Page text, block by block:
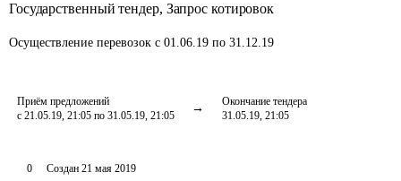
Государственный тендер, Запрос котировок
Осуществление перевозок с 01.06.19 по 31.12.19
Приём предложений
с 21.05.19, 21:05 по 31.05.19, 21:05
Окончание тендера
31.05.19, 21:05
0 Создан 21 мая 2019